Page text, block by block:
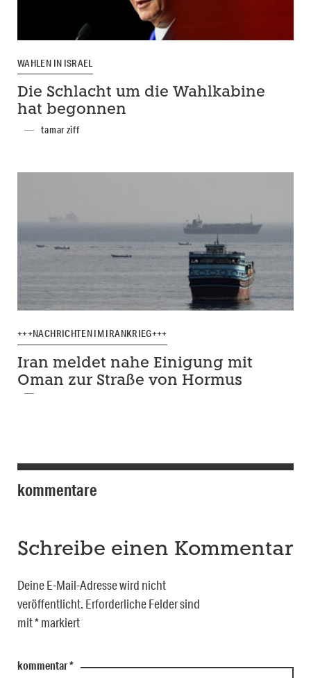
WAHLEN IN ISRAEL
Die Schlacht um die Wahlkabine
hat begonnen
tamar ziff
+++NACHRICHTEN IM IRANKRIEG+++
Iran meldet nahe Einigung mit
Oman zur Straße von Hormus
kommentare
Schreibe einen Kommentar
Deine E-Mail-Adresse wird nicht
veröffentlicht. Erforderliche Felder sind
mit*markiert
kommentar*